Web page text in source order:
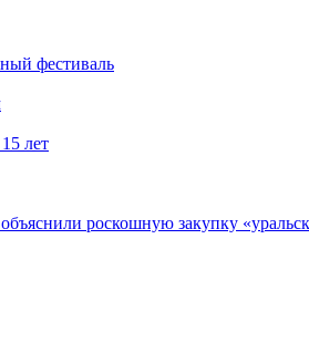
фестиваль
лет
роскошную закупку